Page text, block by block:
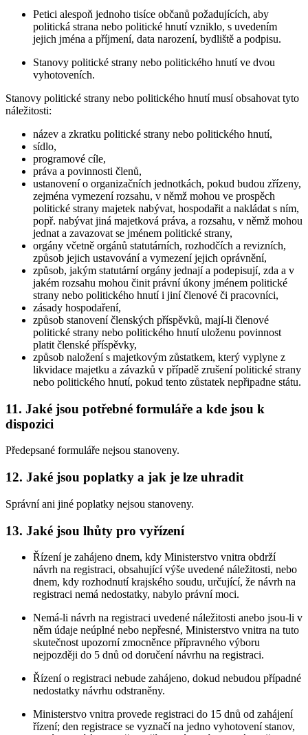
Petici alespoň jednoho tisíce občanů požadujících, aby
politická strana nebo politické hnutí vzniklo, s uvedením
jejich jména a příjmení, data narození, bydliště a podpisu.
Stanovy politické strany nebo politického hnutí ve dvou
vyhotoveních.
Stanovy politické strany nebo politického hnutí musí obsahovat tyto
náležitosti:
název a zkratku politické strany nebo politického hnutí,
sídlo,
programové cíle,
práva a povinnosti členů,
ustanovení o organizačních jednotkách, pokud budou zřízeny,
zejména vymezení rozsahu, v němž mohou ve prospěch
politické strany majetek nabývat, hospodařit a nakládat s ním,
popř. nabývat jiná majetková práva, a rozsahu, v němž mohou
jednat a zavazovat se jménem politické strany,
orgány včetně orgánů statutárních, rozhodčích a revizních,
způsob jejich ustavování a vymezení jejich oprávnění,
způsob, jakým statutární orgány jednají a podepisují, zda a v
jakém rozsahu mohou činit právní úkony jménem politické
strany nebo politického hnutí i jiní členové či pracovníci,
zásady hospodaření,
způsob stanovení členských příspěvků, mají-li členové
politické strany nebo politického hnutí uloženu povinnost
platit členské příspěvky,
způsob naložení s majetkovým zůstatkem, který vyplyne z
likvidace majetku a závazků v případě zrušení politické strany
nebo politického hnutí, pokud tento zůstatek nepřipadne státu.
11. Jaké jsou potřebné formuláře a kde jsou k
dispozici
Předepsané formuláře nejsou stanoveny.
12. Jaké jsou poplatky a jak je lze uhradit
Správní ani jiné poplatky nejsou stanoveny.
13. Jaké jsou lhůty pro vyřízení
Řízení je zahájeno dnem, kdy Ministerstvo vnitra obdrží
návrh na registraci, obsahující výše uvedené náležitosti, nebo
dnem, kdy rozhodnutí krajského soudu, určující, že návrh na
registraci nemá nedostatky, nabylo právní moci.
Nemá-li návrh na registraci uvedené náležitosti anebo jsou-li v
něm údaje neúplné nebo nepřesné, Ministerstvo vnitra na tuto
skutečnost upozorní zmocněnce přípravného výboru
nejpozději do 5 dnů od doručení návrhu na registraci.
Řízení o registraci nebude zahájeno, dokud nebudou případné
nedostatky návrhu odstraněny.
Ministerstvo vnitra provede registraci do 15 dnů od zahájení
řízení; den registrace se vyznačí na jedno vyhotovení stanov,